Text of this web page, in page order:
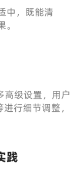
中，既能清
高级设置，用户
行细节调整，
践